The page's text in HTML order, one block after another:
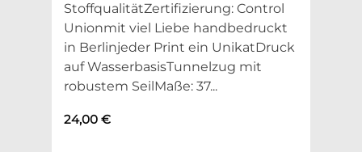
StoffqualitätZertifizierung: Control
Unionmit viel Liebe handbedruckt
in Berlinjeder Print ein UnikatDruck
auf WasserbasisTunnelzug mit
robustem SeilMaße: 37...
24,00 €